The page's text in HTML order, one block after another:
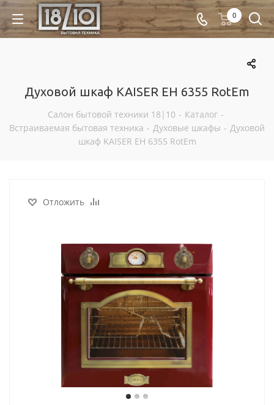
0
Духовой шкаф KAISER EH 6355 RotEm
Салон бытовой техники 18|10 - Каталог -
Встраиваемая бытовая техника - Духовые шкафы - Духовой
шкаф KAISER EH 6355 RotEm
Отложить